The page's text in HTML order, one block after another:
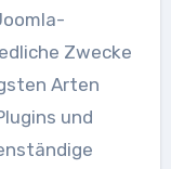
Zwecke
Arten
und